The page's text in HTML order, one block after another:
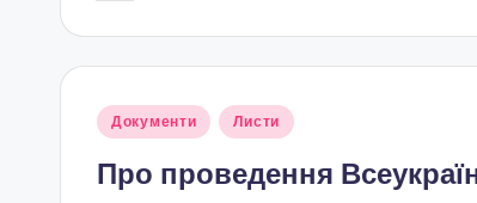
в
е
Опубліковано
Документи Листи
Про проведення